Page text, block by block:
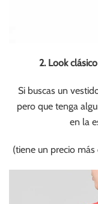
2. Look
Si buscas un
pero que tenga
en la
(tiene un precio